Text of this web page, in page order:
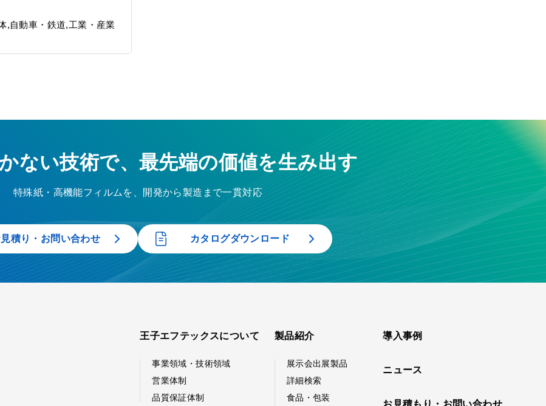
,自動車・鉄道,工業・産業
ない技術で、最先端の価値を生み出す
特殊紙・高機能フィルムを、開発から製造まで一貫対応
積り・お問い合わせ カタログダウンロード
王子エフテックスについて
事業領域・技術領域
営業体制
品質保証体制
製品紹介
展示会出展製品
詳細検索
食品・包装
導入事例
ニュース
お見積もり・お問い合わせ